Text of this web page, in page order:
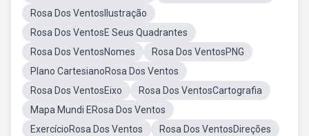
Rosa Dos VentosIlustração
Rosa Dos VentosE Seus Quadrantes
Rosa Dos VentosNomes
Rosa Dos VentosPNG
Plano CartesianoRosa Dos Ventos
Rosa Dos VentosEixo
Rosa Dos VentosCartografia
Mapa Mundi ERosa Dos Ventos
ExercícioRosa Dos Ventos
Rosa Dos VentosDireções